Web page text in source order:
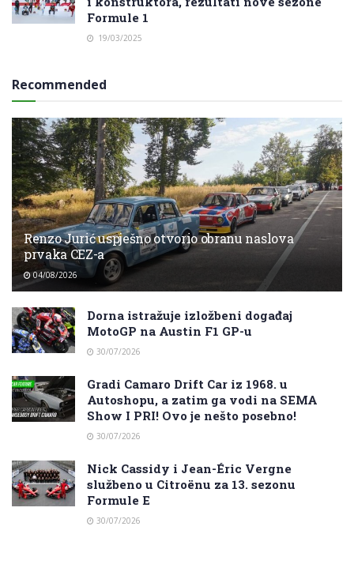
Formule 1
19/03/2025
Recommended
Renzo Jurić uspješno otvorio obranu naslova
prvaka CEZ-a
04/08/2026
Dorna istražuje izložbeni događaj
MotoGP na Austin F1 GP-u
30/07/2026
Gradi Camaro Drift Car iz 1968. u
Autoshopu, a zatim ga vodi na SEMA
Show I PRI! Ovo je nešto posebno!
30/07/2026
Nick Cassidy i Jean-Éric Vergne
službeno u Citroënu za 13. sezonu
Formule E
30/07/2026